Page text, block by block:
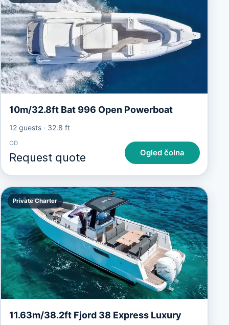
10m/32.8ft Bat 996 Open Powerboat
12 guests· 32.8 ft
OD
Request quote Ogled čolna
Private Charter
11.63m/38.2ft Fjord 38 Express Luxury